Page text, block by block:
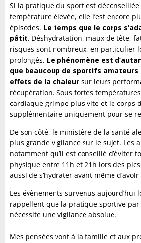
Si la pratique du sport est déconseillée
température élevée, elle l’est encore
épisodes. Le temps que le corps
pâtit. Déshydratation, maux de tête,
risques sont nombreux, en particulier
prolongés. Le phénomène est
que beaucoup de sportifs
effets de la chaleur sur leurs
récupération. Sous fortes
cardiaque grimpe plus vite et le corps
supplémentaire uniquement pour se
De son côté, le ministère de la santé
plus grande vigilance sur le sujet. Les
notamment qu’il est conseillé d’éviter
physique entre 11h et 21h lors des
aussi de s’hydrater avant même d’avoir
Les évènements survenus aujourd’hui
rappellent que la pratique sportive par
nécessite une vigilance absolue.
Mes pensées vont à la famille et aux